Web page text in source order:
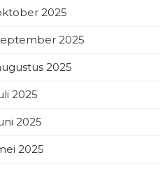
2025
2025
2025
2025
2025
2025